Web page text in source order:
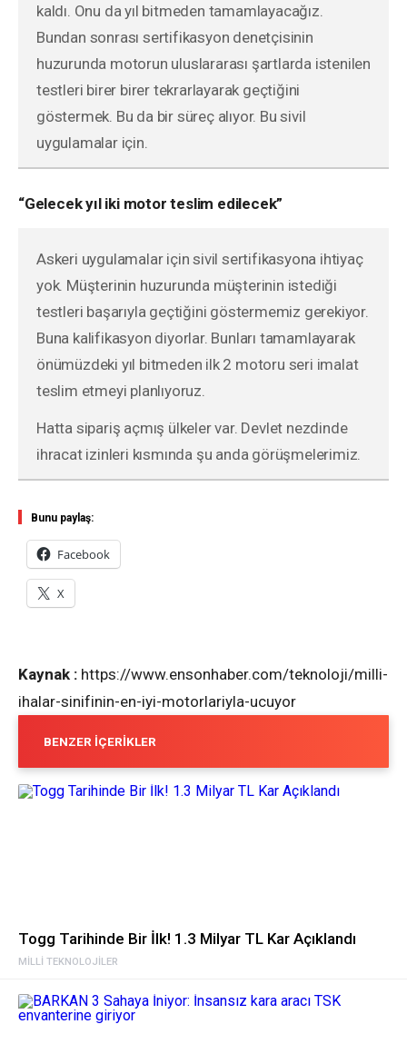
kaldı. Onu da yıl bitmeden tamamlayacağız.
Bundan sonrası sertifikasyon denetçisinin
huzurunda motorun uluslararası şartlarda istenilen
testleri birer birer tekrarlayarak geçtiğini
göstermek. Bu da bir süreç alıyor. Bu sivil
uygulamalar için.
“Gelecek yıl iki motor teslim edilecek”
Askeri uygulamalar için sivil sertifikasyona ihtiyaç
yok. Müşterinin huzurunda müşterinin istediği
testleri başarıyla geçtiğini göstermemiz gerekiyor.
Buna kalifikasyon diyorlar. Bunları tamamlayarak
önümüzdeki yıl bitmeden ilk 2 motoru seri imalat
teslim etmeyi planlıyoruz.
Hatta sipariş açmış ülkeler var. Devlet nezdinde
ihracat izinleri kısmında şu anda görüşmelerimiz.
Bunu paylaş:
Facebook
X
Kaynak : https://www.ensonhaber.com/teknoloji/milli-
ihalar-sinifinin-en-iyi-motorlariyla-ucuyor
BENZER İÇERIKLER
MILLI TEKNOLOJILER
Togg Tarihinde Bir İlk! 1.3 Milyar TL Kar Açıklandı